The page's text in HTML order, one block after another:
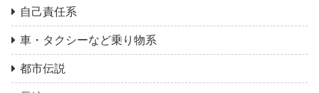
自己責任系
車・タクシーなど乗り物系
都市伝説